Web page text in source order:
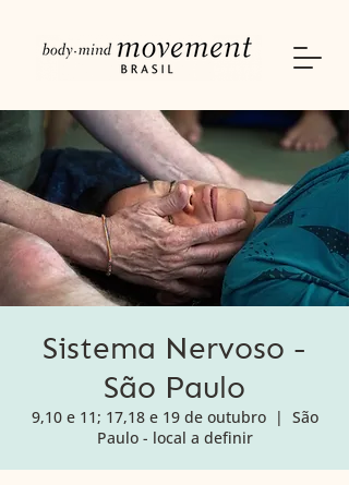
Sistema Nervoso -
São Paulo
9,10 e 11; 17,18 e 19 de outubro
  |
São
Paulo - local a definir